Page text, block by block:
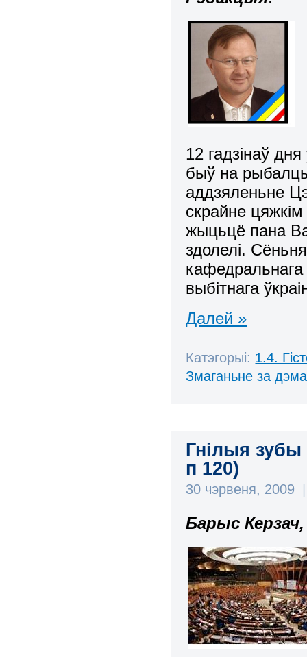
12 гадзінаў
быў на
аддзяленьне
скрайне
жыцьцё пана
здолелі.
выбітнага
Далей »
Катэгорыі: 1.4.
Змаганьне за
Гнілыя зубы
п 120)
30 чэрвеня, 2009
Барыс